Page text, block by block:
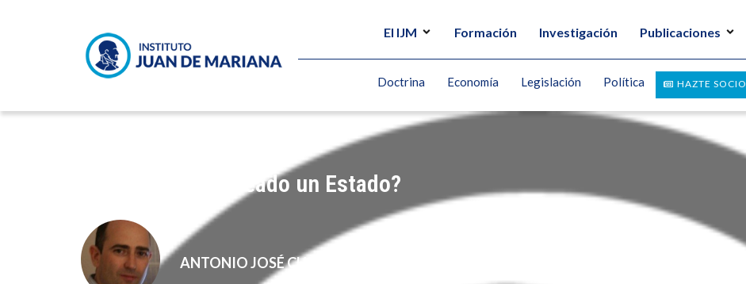
El IJM Formación Investigación Publicaciones
HAZTE SOCIO
Doctrina Economía Legislación Política
¿Y si Daesh ha creado un Estado?
ANTONIO JOSÉ CHINCHETRU